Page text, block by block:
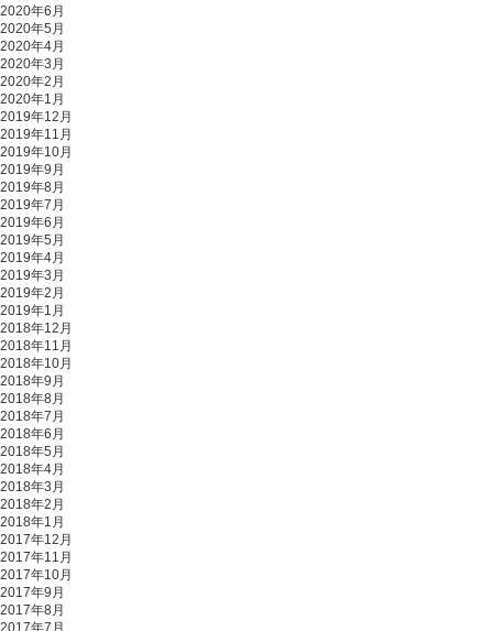
2020年6月
2020年5月
2020年4月
2020年3月
2020年2月
2020年1月
2019年12月
2019年11月
2019年10月
2019年9月
2019年8月
2019年7月
2019年6月
2019年5月
2019年4月
2019年3月
2019年2月
2019年1月
2018年12月
2018年11月
2018年10月
2018年9月
2018年8月
2018年7月
2018年6月
2018年5月
2018年4月
2018年3月
2018年2月
2018年1月
2017年12月
2017年11月
2017年10月
2017年9月
2017年8月
2017年7月